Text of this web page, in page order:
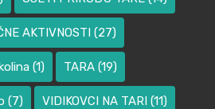
AKTIVNOSTI (27)
(1) TARA (19)
(7) VIDIKOVCI NA TARI (11)